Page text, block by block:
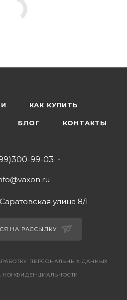
КАК КУПИТЬ
БЛОГ КОНТАКТЫ
99-03
улица 8/1
НА РАССЫЛКУ
ПЕРСОНАЛЬНЫХ ДАННЫХ
КОНФИДЕНЦИАЛЬНОСТИ